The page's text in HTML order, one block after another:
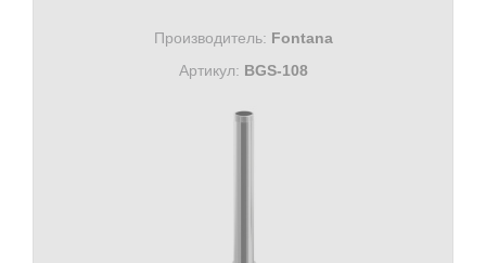
Производитель: Fontana
Артикул: BGS-108